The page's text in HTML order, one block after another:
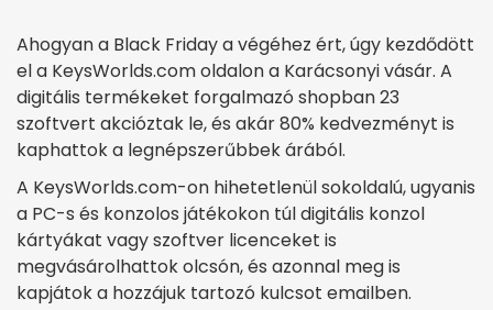
Ahogyan a Black Friday a végéhez ért, úgy kezdődött
el a KeysWorlds.com oldalon a Karácsonyi vásár. A
digitális termékeket forgalmazó shopban 23
szoftvert akcióztak le, és akár 80% kedvezményt is
kaphattok a legnépszerűbbek árából.
A KeysWorlds.com-on hihetetlenül sokoldalú, ugyanis
a PC-s és konzolos játékokon túl digitális konzol
kártyákat vagy szoftver licenceket is
megvásárolhattok olcsón, és azonnal meg is
kapjátok a hozzájuk tartozó kulcsot emailben.